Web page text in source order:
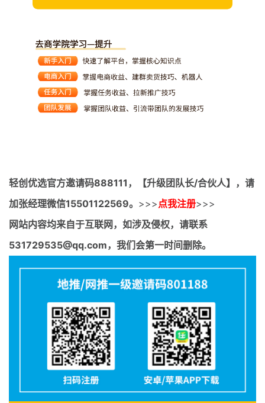
轻创优选官方邀请码888111，【升级团队长/合伙人】，请
加张经理微信15501122569。 >>> 点我注册>>>
网站内容均来自于互联网，如涉及侵权，请联系
531729535@qq.com，我们会第一时间删除。